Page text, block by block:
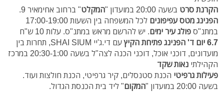
הקרנת סרט בשעה 20:00 במועדון " המקלט" ברחוב אחימאיר 9.
הפנינג מטס עפיפונים
לכל המשפחה בין השעות 17:00-19:00
במתנ"ספולג עיר ימים. יש להרשם מראש במתנ"ס. עלות 10 ש"ח
6.7 יום ד'
הפנינג פתיחת הקיץ
עם די.ג'יי SHAI SIUM, תחרות בין
מועדונים, דוכני אוכל, דוכני הכנה לצה"ל בשעה 20:30-1:00 במרכז
הקהילתי נאות שקד
פעילות גרפיטי הכנת סטנסלים, קיר גרפיטי, הכנת חולצות ועוד.
בשעה 20:00 במועדון "
המקום" ליד בית הכנסת הגדול.